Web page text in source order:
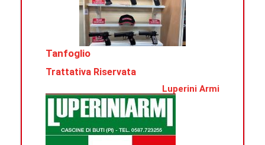
Tanfoglio
Trattativa Riservata
Luperini Armi